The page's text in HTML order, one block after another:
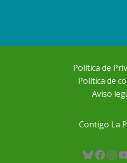
Política de
Política de
Aviso
Contigo La
Bluesky